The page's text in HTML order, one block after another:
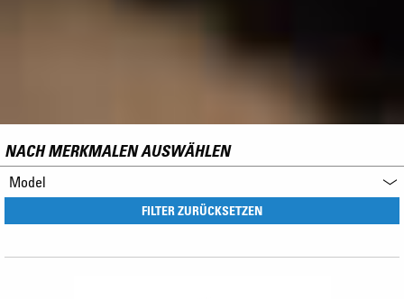
NACH MERKMALEN AUSWÄHLEN
Model
FILTER ZURÜCKSETZEN